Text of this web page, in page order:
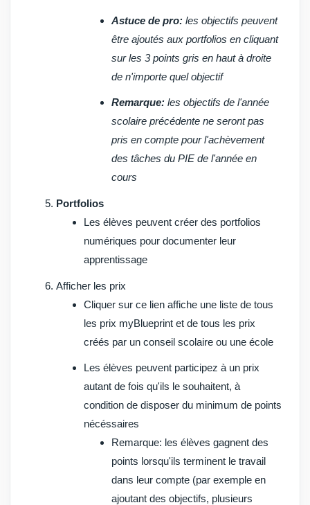
Astuce de pro: les objectifs peuvent
être ajoutés aux portfolios en cliquant
sur les 3 points gris en haut à droite
de n'importe quel objectif
Remarque: les objectifs de l'année
scolaire précédente ne seront pas
pris en compte pour l'achèvement
des tâches du PIE de l'année en
cours
Portfolios
Les élèves peuvent créer des portfolios
numériques pour documenter leur
apprentissage
Afficher les prix
Cliquer sur ce lien affiche une liste de tous
les prix myBlueprint et de tous les prix
créés par un conseil scolaire ou une école
Les élèves peuvent participez à un prix
autant de fois qu'ils le souhaitent, à
condition de disposer du minimum de points
nécéssaires
Remarque: les élèves gagnent des
points lorsqu'ils terminent le travail
dans leur compte (par exemple en
ajoutant des objectifs, plusieurs